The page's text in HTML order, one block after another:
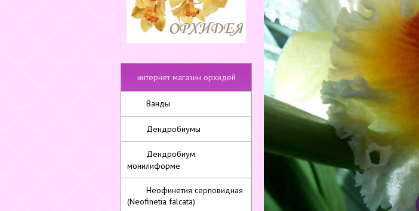
интернет магазин орхидей
Ванды
Дендробиумы
Дендробиум
монилиформе
Неофинетия серповидная
(Neofinetia falcata)